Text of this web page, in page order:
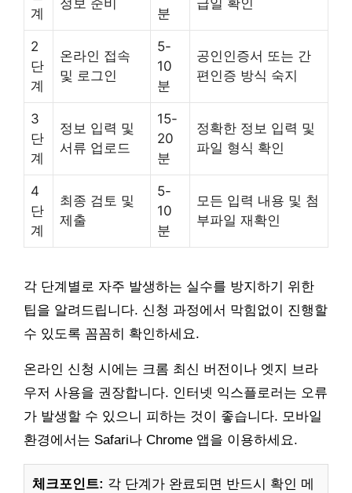
계
정보 준비
분
급일 확인
2
단
계
온라인 접속
및 로그인
5-
10
분
공인인증서 또는 간
편인증 방식 숙지
3
단
계
정보 입력 및
서류 업로드
15-
20
분
정확한 정보 입력 및
파일 형식 확인
4
단
계
최종 검토 및
제출
5-
10
분
모든 입력 내용 및 첨
부파일 재확인
각 단계별로 자주 발생하는 실수를 방지하기 위한
팁을 알려드립니다. 신청 과정에서 막힘없이 진행할
수 있도록 꼼꼼히 확인하세요.
온라인 신청 시에는 크롬 최신 버전이나 엣지 브라
우저 사용을 권장합니다. 인터넷 익스플로러는 오류
가 발생할 수 있으니 피하는 것이 좋습니다. 모바일
환경에서는 Safari나 Chrome 앱을 이용하세요.
체크포인트: 각 단계가 완료되면 반드시 확인 메